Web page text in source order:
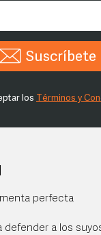
Suscríbete
los Términos y
perfecta
defender a los